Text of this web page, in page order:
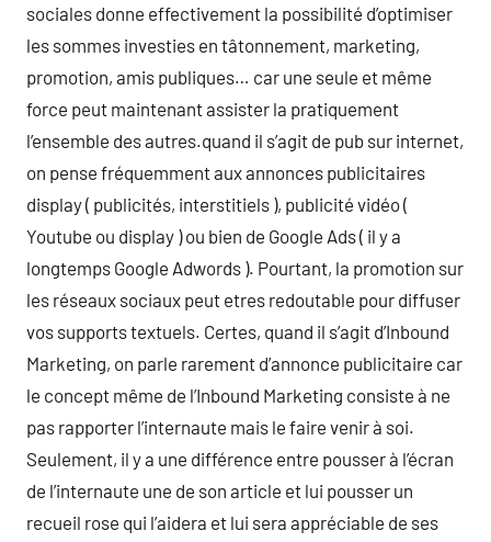
sociales donne effectivement la possibilité d’optimiser
les sommes investies en tâtonnement, marketing,
promotion, amis publiques… car une seule et même
force peut maintenant assister la pratiquement
l’ensemble des autres.quand il s’agit de pub sur internet,
on pense fréquemment aux annonces publicitaires
display ( publicités, interstitiels ), publicité vidéo (
Youtube ou display ) ou bien de Google Ads ( il y a
longtemps Google Adwords ). Pourtant, la promotion sur
les réseaux sociaux peut etres redoutable pour diffuser
vos supports textuels. Certes, quand il s’agit d’Inbound
Marketing, on parle rarement d’annonce publicitaire car
le concept même de l’Inbound Marketing consiste à ne
pas rapporter l’internaute mais le faire venir à soi.
Seulement, il y a une différence entre pousser à l’écran
de l’internaute une de son article et lui pousser un
recueil rose qui l’aidera et lui sera appréciable de ses